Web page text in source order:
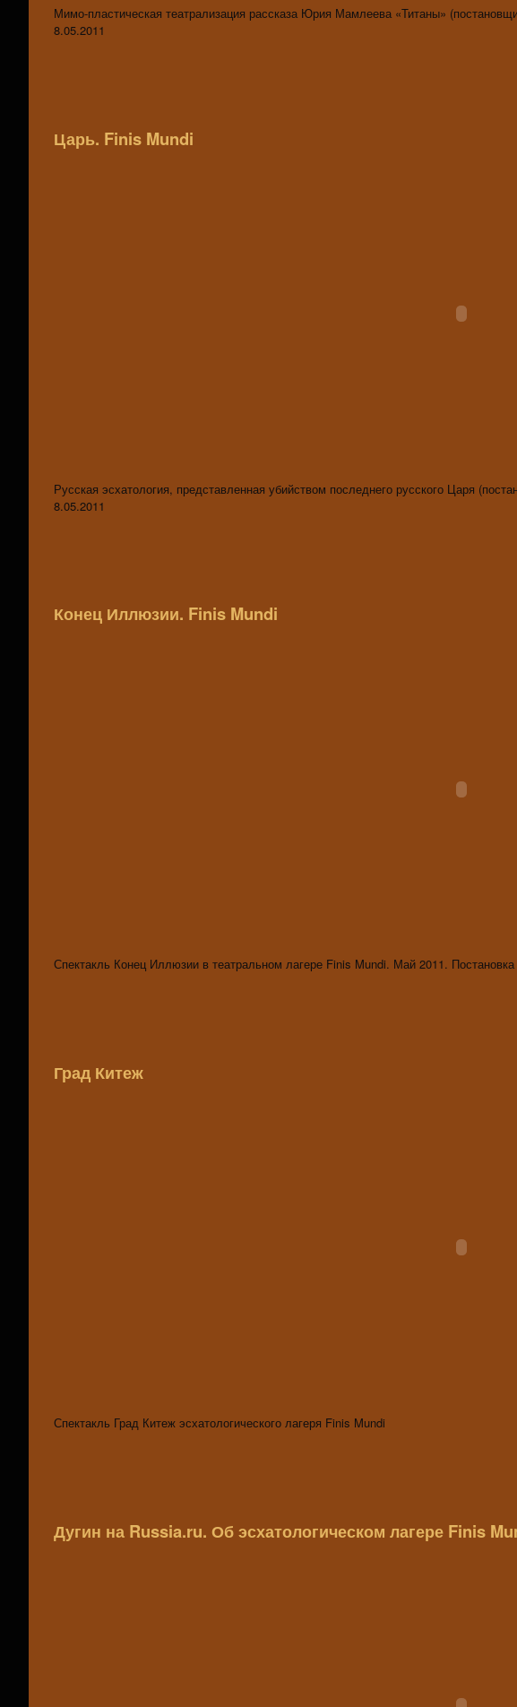
Мимо-пластическая театрализация рассказа Юрия Мамлеева «Титаны»
8.05.2011
Царь. Finis Mundi
Русская эсхатология, представленная убийством последнего русского Царя
8.05.2011
Конец Иллюзии. Finis Mundi
Спектакль Конец Иллюзии в театральном лагере Finis Mundi. Май 2011.
Град Китеж
Спектакль Град Китеж эсхатологического лагеря Finis Mundi
Дугин на Russia.ru. Об эсхатологическом лагере Finis